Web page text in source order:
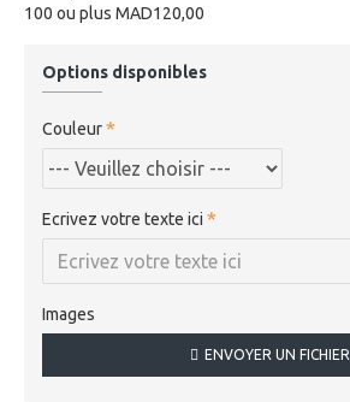
100 ou plus MAD120,00
Options disponibles
Couleur
Ecrivez votre texte ici
Images
ENVOYER UN FICHIER